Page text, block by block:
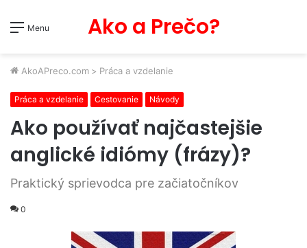
Menu Ako a Prečo?
AkoAPreco.com > Práca a vzdelanie
Práca a vzdelanie Cestovanie Návody
Ako používať najčastejšie
anglické idiómy (frázy)?
Praktický sprievodca pre začiatočníkov
0